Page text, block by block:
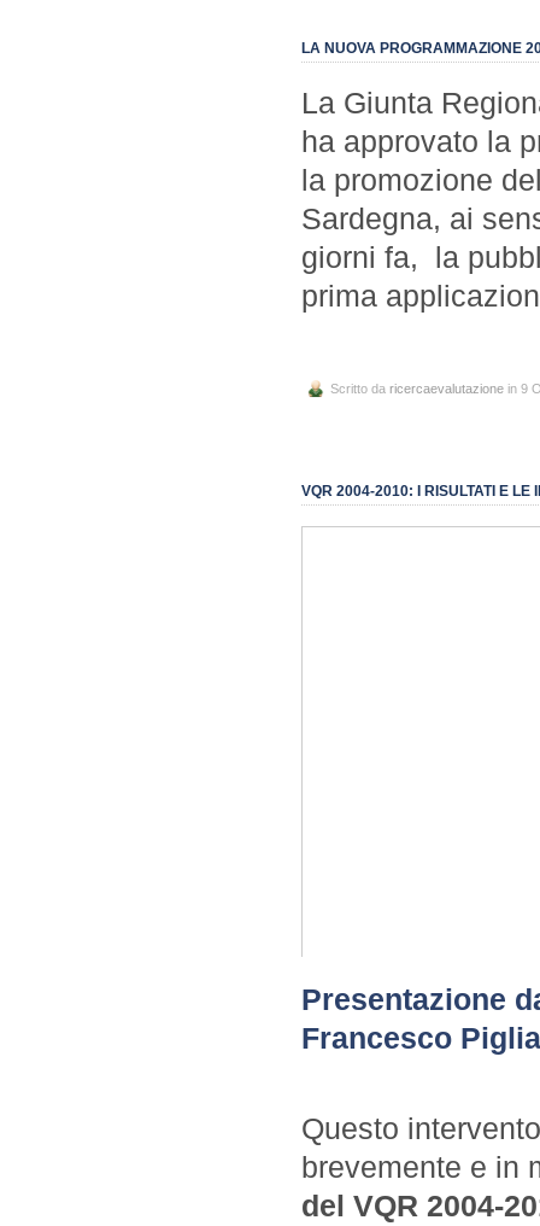
LA NUOVA PROGRAMMAZIONE
La Giunta
ha approvato la
la promozione
Sardegna, ai
giorni fa, la
prima
Scritto da ricercaevalutazione in 9
VQR 2004-2010: I RISULTATI E LE
Presentazione
Francesco
Questo
brevemente e in
del VQR 2004-